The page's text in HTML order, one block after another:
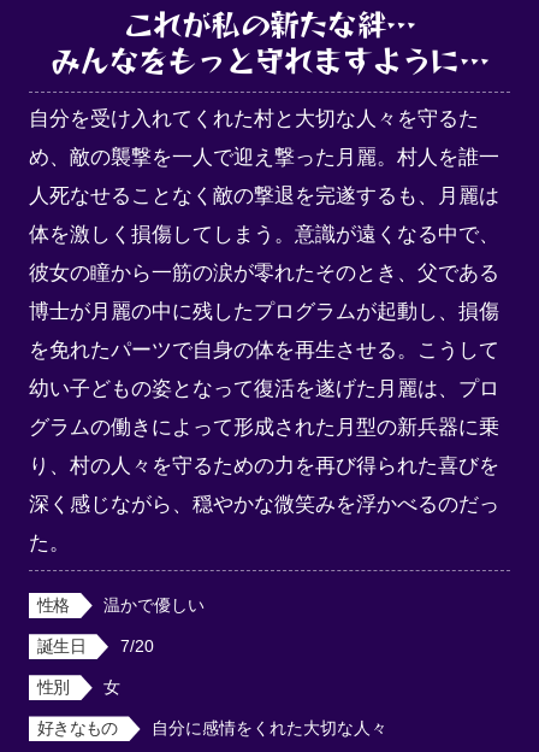
これが私の新たな絆…
みんなをもっと守れますように…
自分を受け入れてくれた村と大切な人々を守るた
め、敵の襲撃を一人で迎え撃った月麗。村人を誰一
人死なせることなく敵の撃退を完遂するも、月麗は
体を激しく損傷してしまう。意識が遠くなる中で、
彼女の瞳から一筋の涙が零れたそのとき、父である
博士が月麗の中に残したプログラムが起動し、損傷
を免れたパーツで自身の体を再生させる。こうして
幼い子どもの姿となって復活を遂げた月麗は、プロ
グラムの働きによって形成された月型の新兵器に乗
り、村の人々を守るための力を再び得られた喜びを
深く感じながら、穏やかな微笑みを浮かべるのだっ
た。
性格 温かで優しい
誕生日 7/20
性別 女
好きなもの 自分に感情をくれた大切な人々